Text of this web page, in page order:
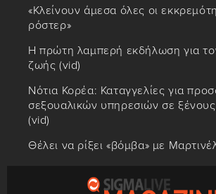
«Κλείνουν άμεσα όλες οι
ρόστερ»
Η πρώτη λαμπερή εκδήλωση για
ζωής (vid)
Νότια Κορέα: Καταγγελίες για
σεξουαλικών υπηρεσιών σε ξένους
(vid)
Θέλει να ρίξει «βόμβα» με